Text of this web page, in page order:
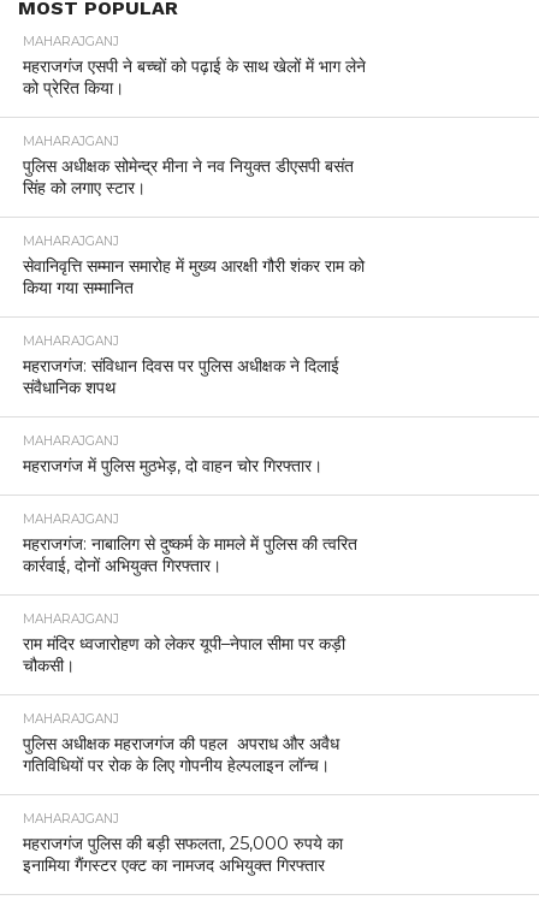
MOST POPULAR
MAHARAJGANJ
महराजगंज एसपी ने बच्चों को पढ़ाई के साथ खेलों में भाग लेने
को प्रेरित किया।
MAHARAJGANJ
पुलिस अधीक्षक सोमेन्द्र मीना ने नव नियुक्त डीएसपी बसंत
सिंह को लगाए स्टार।
MAHARAJGANJ
सेवानिवृत्ति सम्मान समारोह में मुख्य आरक्षी गौरी शंकर राम को
किया गया सम्मानित
MAHARAJGANJ
महराजगंज: संविधान दिवस पर पुलिस अधीक्षक ने दिलाई
संवैधानिक शपथ
MAHARAJGANJ
महराजगंज में पुलिस मुठभेड़, दो वाहन चोर गिरफ्तार।
MAHARAJGANJ
महराजगंज: नाबालिग से दुष्कर्म के मामले में पुलिस की त्वरित
कार्रवाई, दोनों अभियुक्त गिरफ्तार।
MAHARAJGANJ
राम मंदिर ध्वजारोहण को लेकर यूपी–नेपाल सीमा पर कड़ी
चौकसी।
MAHARAJGANJ
पुलिस अधीक्षक महराजगंज की पहल अपराध और अवैध
गतिविधियों पर रोक के लिए गोपनीय हेल्पलाइन लॉन्च।
MAHARAJGANJ
महराजगंज पुलिस की बड़ी सफलता, 25,000 रुपये का
इनामिया गैंगस्टर एक्ट का नामजद अभियुक्त गिरफ्तार